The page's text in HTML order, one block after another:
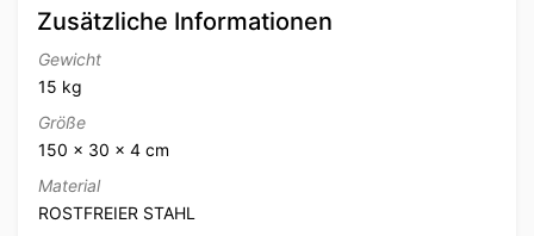
Zusätzliche Informationen
Gewicht
15 kg
Größe
150 × 30 × 4 cm
Material
ROSTFREIER STAHL